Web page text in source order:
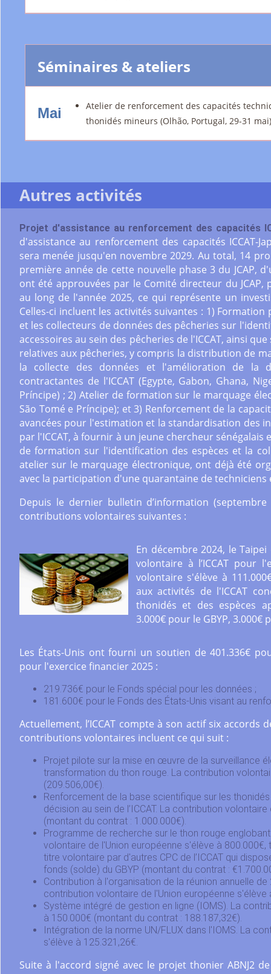
Séminaires & ateliers
Mai
Atelier de renforcement des capacités
thonidés mineurs (Olhão, Portugal, 29-31 mai)
Autres activités
Projet d'assistance au renforcement des capacités
d'assistance au renforcement des capacités ICCAT-
sera menée jusqu'en novembre 2029. Au total, 14
première année de cette nouvelle phase 3 du JCAP,
ont été approuvées par le Comité directeur du
au long de l'année 2025, ce qui représente un
Celles-ci incluent les activités suivantes : 1)
et les collecteurs de données des pêcheries sur
accessoires au sein des pêcheries de l'ICCAT, ainsi
relatives aux pêcheries, y compris la distribution de
la collecte des données et l'amélioration de la
contractantes de l'ICCAT (Egypte, Gabon, Ghana,
Príncipe) ; 2) Atelier de formation sur le marquage
São Tomé e Príncipe); et 3) Renforcement de la
avancées pour l'estimation et la standardisation des
par l'ICCAT, à fournir à un jeune chercheur sénégalais
de formation sur l'identification des espèces et la
atelier sur le marquage électronique, ont déjà été
avec la participation d'une quarantaine de
Depuis le dernier bulletin d’information (septembre
contributions volontaires suivantes :
En décembre 2024, le
volontaire à l’ICCAT pour
volontaire s'élève à
aux activités de l'ICCAT
thonidés et des espèces
3.000€ pour le GBYP, 3.000€
Les États-Unis ont fourni un soutien de 401.336€
pour l'exercice financier 2025 :
219.736€ pour le Fonds spécial pour les données ;
181.600€ pour le Fonds des États-Unis visant au
Actuellement, l’ICCAT compte à son actif six accords
contributions volontaires incluent ce qui suit :
Projet pilote sur la mise en œuvre de la surveillance
transformation du thon rouge. La contribution
(209.506,00€).
Renforcement de la base scientifique sur les
décision au sein de l’ICCAT. La contribution
(montant du contrat : 1.000.000€).
Programme de recherche sur le thon rouge
volontaire de l'Union européenne s'élève à
titre volontaire par d'autres CPC de l’ICCAT qui
fonds (solde) du GBYP (montant du contrat :
Contribution à l'organisation de la réunion annuelle de
contribution volontaire de l'Union européenne
Système intégré de gestion en ligne (IOMS). La
à 150.000€ (montant du contrat : 188.187,32€).
Intégration de la norme UN/FLUX dans l'IOMS. La
s'élève à 125.321,26€.
Suite à l'accord signé avec le projet thonier ABNJ2